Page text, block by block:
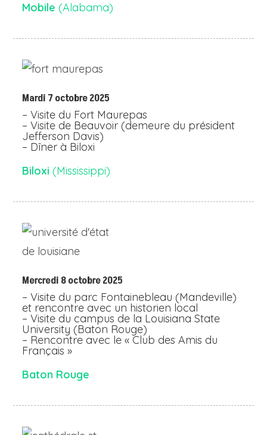
Mobile (Alabama)
Mardi 7 octobre 2025
– Visite du Fort Maurepas
– Visite de Beauvoir (demeure du président
Jefferson Davis)
– Dîner à Biloxi
Biloxi(Mississippi)
Mercredi 8 octobre 2025
– Visite du parc Fontainebleau (Mandeville)
et rencontre avec un historien local
– Visite du campus de la Louisiana State
University (Baton Rouge)
– Rencontre avec le « Club des Amis du
Français »
Baton Rouge